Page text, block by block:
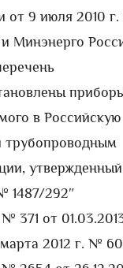
от 9 июля 2010
Минэнерго
в Российскую
трубопроводным
1487/292″
371 от
2012 г. №